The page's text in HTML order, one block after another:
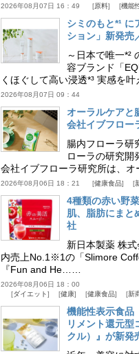
2026年08月07日 16：49 原料 機能
シミのもと*¹
ション」新発売
～日本で唯一*²
容ブランド「
くほぐして高い浸透*³ 実感を
2026年08月07日 09：44
オーラルケアと
会社イブフロー
腸内フローラ研
ローラの研究開
会社イブフローラ研究所は、
2026年08月06日 18：21 健康食品
4種類の赤い野
肌、脂肪にまと
社
新日本製薬 株
内売上No.1※1の「Slimore
『Fun and He……
2026年08月06日 18：00
ダイエット
健康 健康食品 新
機能性表示食品
リメント還元
クル）』が新発